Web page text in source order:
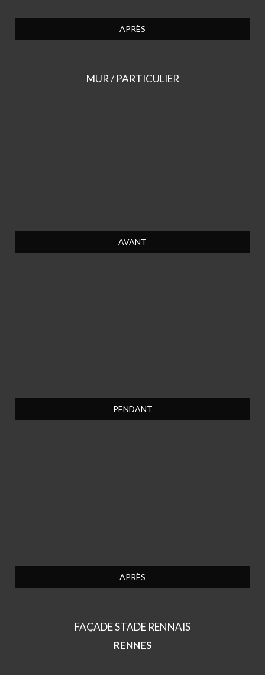
APRÈS
MUR / PARTICULIER
AVANT
PENDANT
APRÈS
FAÇADE STADE RENNAIS
RENNES